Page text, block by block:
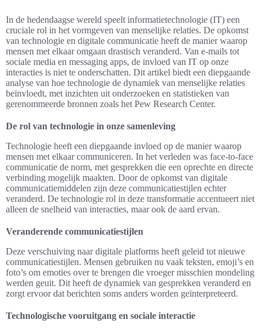
In de hedendaagse wereld speelt informatietechnologie (IT) een
cruciale rol in het vormgeven van menselijke relaties. De opkomst
van technologie en digitale communicatie heeft de manier waarop
mensen met elkaar omgaan drastisch veranderd. Van e-mails tot
sociale media en messaging apps, de invloed van IT op onze
interacties is niet te onderschatten. Dit artikel biedt een diepgaande
analyse van hoe technologie de dynamiek van menselijke relaties
beïnvloedt, met inzichten uit onderzoeken en statistieken van
gerenommeerde bronnen zoals het Pew Research Center.
De rol van technologie in onze samenleving
Technologie heeft een diepgaande invloed op de manier waarop
mensen met elkaar communiceren. In het verleden was face-to-face
communicatie de norm, met gesprekken die een oprechte en directe
verbinding mogelijk maakten. Door de opkomst van digitale
communicatiemiddelen zijn deze communicatiestijlen echter
veranderd. De technologie rol in deze transformatie accentueert niet
alleen de snelheid van interacties, maar ook de aard ervan.
Veranderende communicatiestijlen
Deze verschuiving naar digitale platforms heeft geleid tot nieuwe
communicatiestijlen. Mensen gebruiken nu vaak teksten, emoji’s en
foto’s om emoties over te brengen die vroeger misschien mondeling
werden geuit. Dit heeft de dynamiek van gesprekken veranderd en
zorgt ervoor dat berichten soms anders worden geïnterpreteerd.
Technologische vooruitgang en sociale interactie